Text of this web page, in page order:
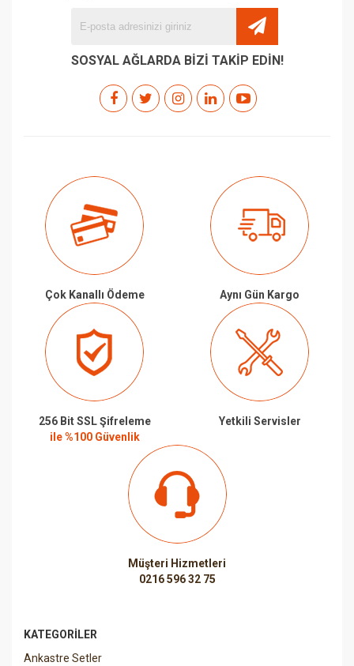
SOSYAL AĞLARDA BİZİ TAKİP EDİN!
Çok Kanallı Ödeme Aynı Gün Kargo
256 Bit SSL Şifreleme
ile %100 Güvenlik
Yetkili Servisler
Müşteri Hizmetleri
0216 596 32 75
KATEGORILER
Ankastre Setler